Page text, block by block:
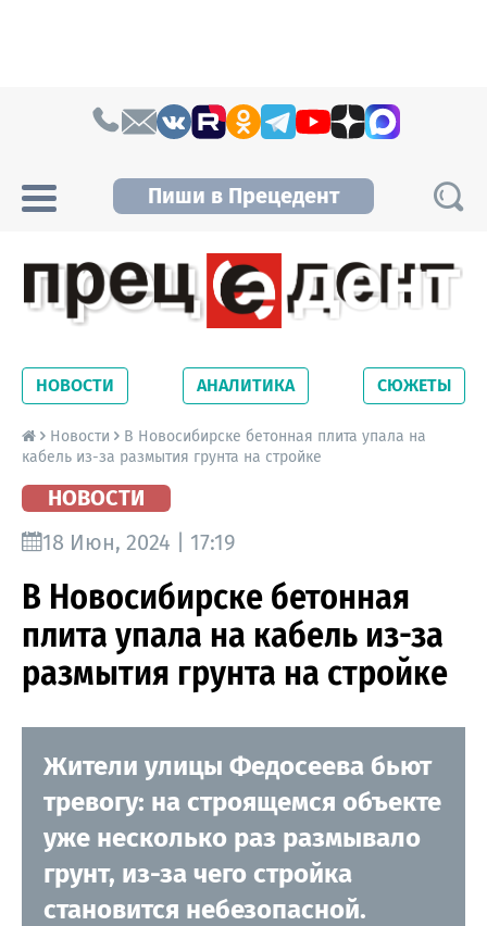
Пиши в Прецедент
Новосибирской области. Читайте свежие
новости на сайте сетевого издания
Precedent.
НОВОСТИ АНАЛИТИКА СЮЖЕТЫ
Новости
В Новосибирске бетонная плита упала на
кабель из-за размытия грунта на стройке
НОВОСТИ
18 Июн, 2024 | 17:19
В Новосибирске бетонная
плита упала на кабель из-за
размытия грунта на стройке
Жители улицы Федосеева бьют
тревогу: на строящемся объекте
уже несколько раз размывало
грунт, из-за чего стройка
становится небезопасной.